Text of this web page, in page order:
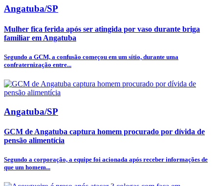
Angatuba/SP
Mulher fica ferida após ser atingida por vaso durante briga
familiar em Angatuba
Segundo a GCM, a confusão começou em um sítio, durante uma
confraternização entre...
Angatuba/SP
GCM de Angatuba captura homem procurado por dívida de
pensão alimentícia
Segundo a corporação, a equipe foi acionada após receber informações de
que um homem...